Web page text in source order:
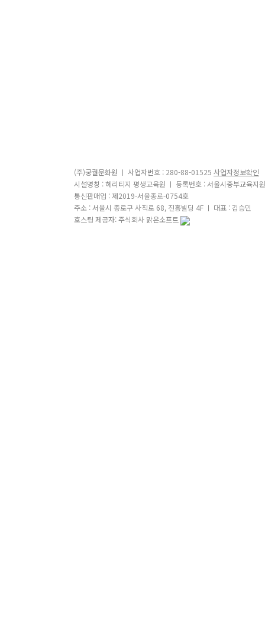
(주)궁궐문화원 ㅣ 사업자번호 : 280-88-01525 사업자정보확인
시설명칭 : 헤리티지 평생교육원 ㅣ 등록번호 : 서울시중부교육지
통신판매업 : 제2019-서울종로-0754호
주소 : 서울시 종로구 사직로 68, 진흥빌딩 4F ㅣ 대표 : 김승민
호스팅 제공자: 주식회사 맑은소프트